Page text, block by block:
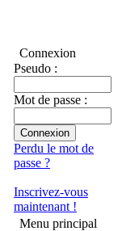
Connexion
Pseudo :
Mot de passe :
Perdu le mot de
passe ?
Inscrivez-vous
maintenant !
Menu principal